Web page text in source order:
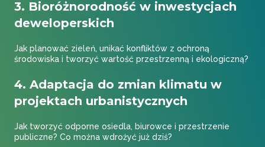
3. Bioróżnorodność w inwestycjach
deweloperskich
Jak planować zieleń, unikać konfliktów z ochroną
środowiska i tworzyć wartość przestrzenną i ekologiczną?
4. Adaptacja do zmian klimatu w
projektach urbanistycznych
Jak tworzyć odporne osiedla, biurowce i przestrzenie
publiczne? Co można wdrożyć już dziś?